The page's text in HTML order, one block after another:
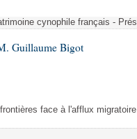
cynophile français -
Guillaume Bigot
face à l'afflux